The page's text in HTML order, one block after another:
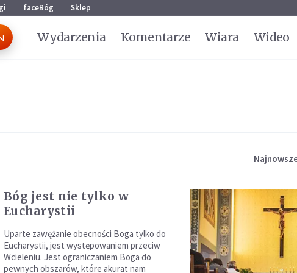
faceBóg Sklep
Wydarzenia Komentarze Wiara Wideo
Bóg jest nie tylko w
Eucharystii
Uparte zawężanie obecności Boga tylko do
Eucharystii, jest występowaniem przeciw
Wcieleniu. Jest ograniczaniem Boga do
pewnych obszarów, które akurat nam